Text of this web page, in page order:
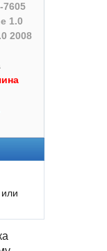
7605
1.0
2008
или